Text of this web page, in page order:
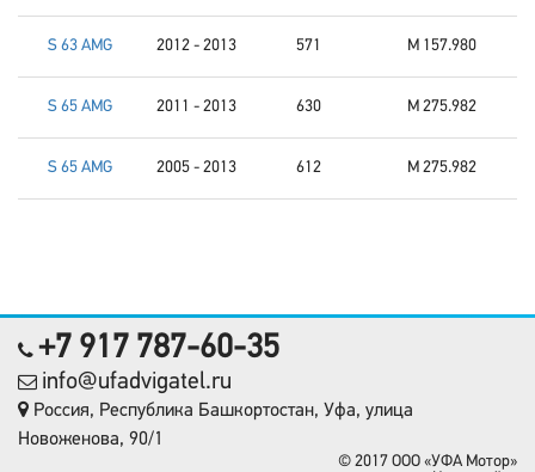
S 63 AMG 2012 - 2013 571 M 157.980
S 65 AMG 2011 - 2013 630 M 275.982
S 65 AMG 2005 - 2013 612 M 275.982
+7 917 787-60-35
info@ufadvigatel.ru
Россия, Республика Башкортостан, Уфа, улица
Новоженова, 90/1
© 2017 OOO «УФА Мотор»